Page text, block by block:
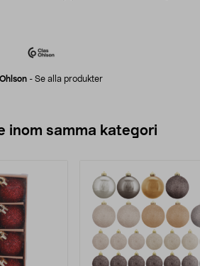
- Se alla produkter
inom samma kategori